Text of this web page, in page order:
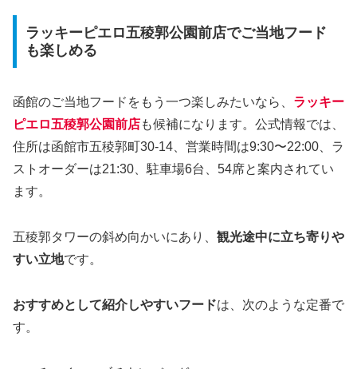
ラッキーピエロ五稜郭公園前店でご当地フード
も楽しめる
函館のご当地フードをもう一つ楽しみたいなら、 ラッキー
ピエロ五稜郭公園前店も候補になります。公式情報では、
住所は函館市五稜郭町30-14、営業時間は9:30〜22:00、ラ
ストオーダーは21:30、駐車場6台、54席と案内されてい
ます。
五稜郭タワーの斜め向かいにあり、 観光途中に立ち寄りや
すい立地です。
おすすめとして紹介しやすいフードは、次のような定番で
す。